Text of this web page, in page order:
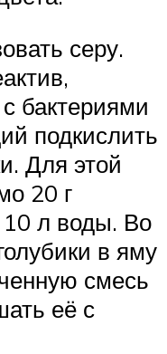
серу.
бактериями
подкислить
Для этой
20 г
10 л воды. Во
в яму
смесь
её с